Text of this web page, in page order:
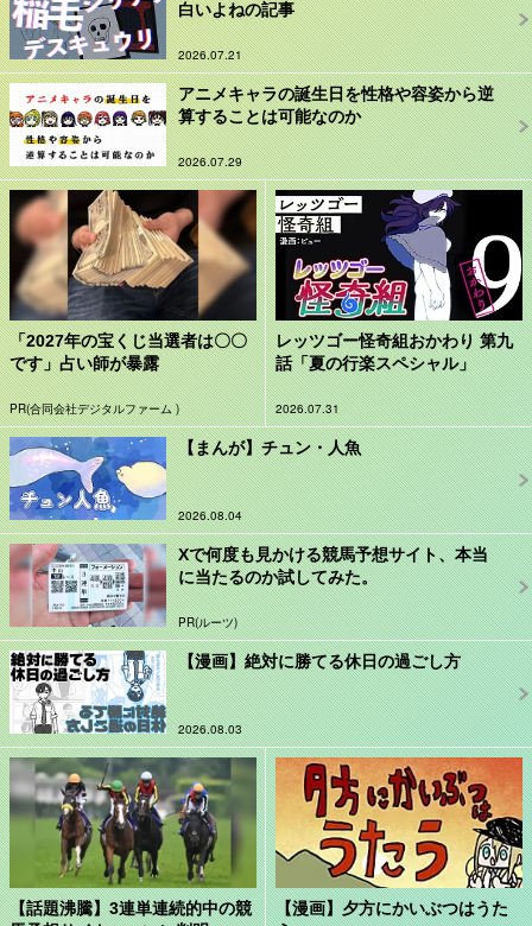
白いよねの記事
2026.07.21
アニメキャラの誕生日を性格や容姿から逆
算することは可能なのか
2026.07.29
「2027年の宝くじ当選者は〇〇
です」占い師が暴露
PR(合同会社デジタルファーム )
レッツゴー怪奇組おかわり 第九
話「夏の行楽スペシャル」
2026.07.31
【まんが】チュン・人魚
2026.08.04
Xで何度も見かける競馬予想サイト、本当
に当たるのか試してみた。
PR(ルーツ)
【漫画】絶対に勝てる休日の過ごし方
2026.08.03
【話題沸騰】3連単連続的中の競
【漫画】夕方にかいぶつはうた